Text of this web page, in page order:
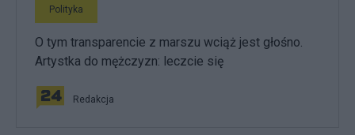
Polityka
O tym transparencie z marszu wciąż jest głośno.
Artystka do mężczyzn: leczcie się
Redakcja